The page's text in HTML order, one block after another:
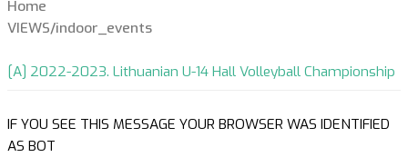
Home
VIEWS/indoor_events
[A] 2022-2023. Lithuanian U-14 Hall Volleyball Championship
IF YOU SEE THIS MESSAGE YOUR BROWSER WAS IDENTIFIED
AS BOT